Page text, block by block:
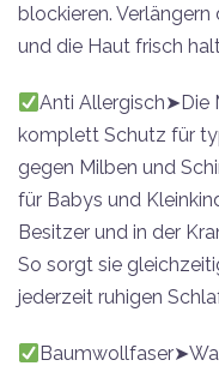
blockieren.
und die Haut frisch
Anti Allergisch➤Die
komplett Schutz für
gegen Milben und
für Babys und
Besitzer und in der
So sorgt sie
jederzeit ruhigen